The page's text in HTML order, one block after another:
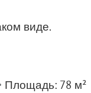
виде.
Площадь: 78 м²